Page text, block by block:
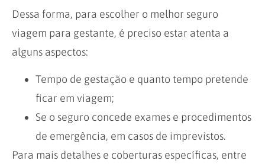
Dessa forma, para escolher o melhor seguro
viagem para gestante, é preciso estar atenta a
alguns aspectos:
Tempo de gestação e quanto tempo pretende
ficar em viagem;
Se o seguro concede exames e procedimentos
de emergência, em casos de imprevistos.
Para mais detalhes e coberturas específicas, entre